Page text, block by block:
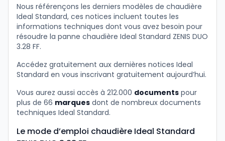
Nous référençons les derniers modèles de chaudière
Ideal Standard, ces notices incluent toutes les
informations techniques dont vous avez besoin pour
résoudre la panne chaudière Ideal Standard ZENIS DUO
3.28 FF.
Accédez gratuitement aux dernières notices Ideal
Standard en vous inscrivant gratuitement aujourd’hui.
Vous aurez aussi accès à 212.000 documents pour
plus de 66 marques dont de nombreux documents
techniques Ideal Standard.
Le mode d’emploi chaudière Ideal Standard